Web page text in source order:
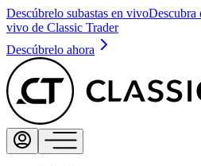
Descúbrelo subastas en vivoDescubra
vivo de Classic Trader
Descúbrelo ahora